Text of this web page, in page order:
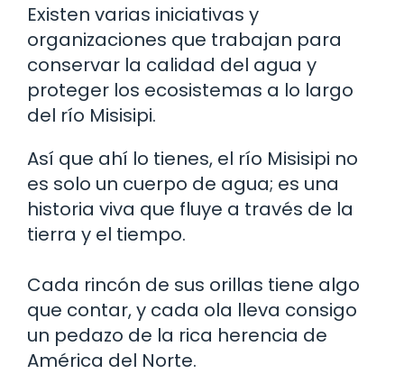
Existen varias iniciativas y
organizaciones que trabajan para
conservar la calidad del agua y
proteger los ecosistemas a lo largo
del río Misisipi.
Así que ahí lo tienes, el río Misisipi no
es solo un cuerpo de agua; es una
historia viva que fluye a través de la
tierra y el tiempo.
Cada rincón de sus orillas tiene algo
que contar, y cada ola lleva consigo
un pedazo de la rica herencia de
América del Norte.